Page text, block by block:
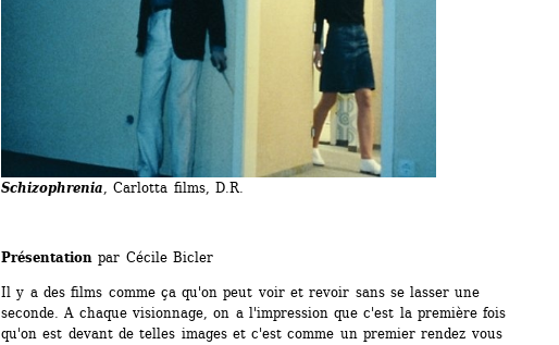
Schizophrenia, Carlotta films, D.R.
Présentation par Cécile Bicler
Il y a des films comme ça qu'on peut voir et revoir sans se lasser une
seconde. A chaque visionnage, on a l'impression que c'est la première fois
qu'on est devant de telles images et c'est comme un premier rendez vous